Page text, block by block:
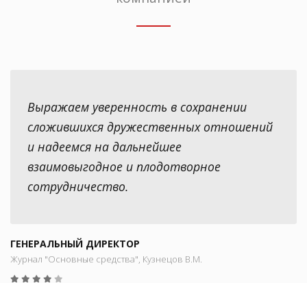
Выражаем уверенность в сохранении
сложившихся дружественных отношений
и надеемся на дальнейшее
взаимовыгодное и плодотворное
сотрудничество.
ГЕНЕРАЛЬНЫЙ ДИРЕКТОР
Журнал "Основные средства", Кузнецов В.М.